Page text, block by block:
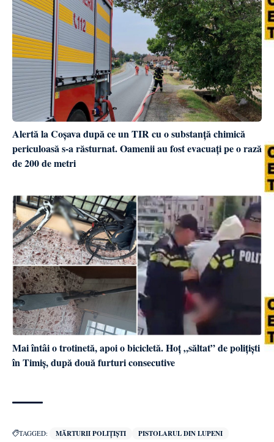
Alertă la Coșava după ce un TIR cu o substanță chimică
periculoasă s-a răsturnat. Oamenii au fost evacuați pe o rază
de 200 de metri
Mai întâi o trotinetă, apoi o bicicletă. Hoț „săltat” de polițiști
în Timiș, după două furturi consecutive
TAGGED: MĂRTURII POLIȚIȘTI PISTOLARUL DIN LUPENI